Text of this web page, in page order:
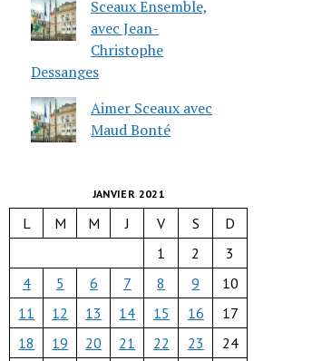
Sceaux Ensemble,
avec Jean-
Christophe
Dessanges
Aimer Sceaux avec
Maud Bonté
JANVIER 2021
L M M J V S
D
1
2
3
4
5 6 7 8 9
10
11
12 13 14 15 16
17
18
19 20 21 22 23
24